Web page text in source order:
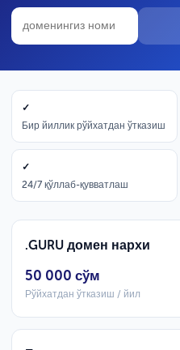
✓
Бир йиллик рўйхатдан ўтказиш
✓
24/7 қўллаб-қувватлаш
.GURU домен нархи
50 000 сўм
Рўйхатдан ўтказиш / йил